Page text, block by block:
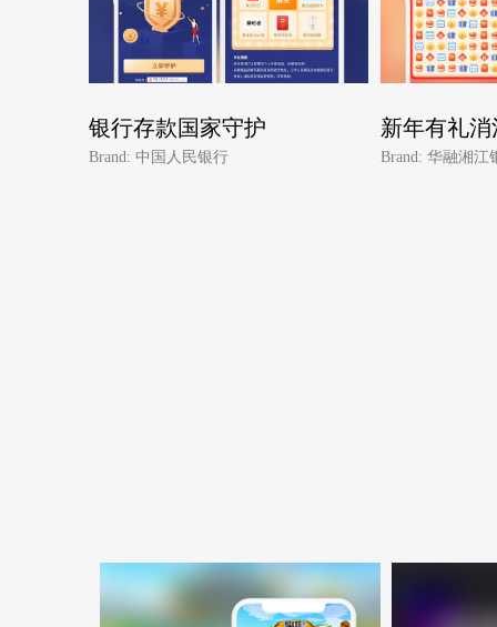
银行存款国家守护
Brand: 中国人民银行
新年有礼消
Brand: 华融湘江